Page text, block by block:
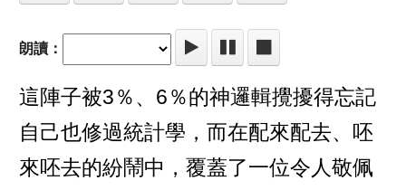
朗讀：
這陣子被3％、6％的神邏輯攪擾得忘記
自己也修過統計學，而在配來配去、呸
來呸去的紛鬧中，覆蓋了一位令人敬佩